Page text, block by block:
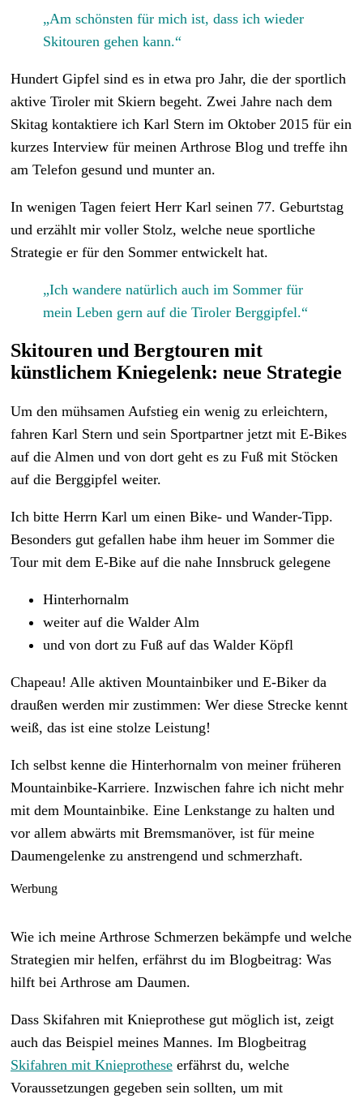
„Am schönsten für mich ist, dass ich wieder
Skitouren gehen kann.“
Hundert Gipfel sind es in etwa pro Jahr, die der sportlich
aktive Tiroler mit Skiern begeht. Zwei Jahre nach dem
Skitag kontaktiere ich Karl Stern im Oktober 2015 für ein
kurzes Interview für meinen Arthrose Blog und treffe ihn
am Telefon gesund und munter an.
In wenigen Tagen feiert Herr Karl seinen 77. Geburtstag
und erzählt mir voller Stolz, welche neue sportliche
Strategie er für den Sommer entwickelt hat.
„Ich wandere natürlich auch im Sommer für
mein Leben gern auf die Tiroler Berggipfel.“
Skitouren und Bergtouren mit
künstlichem Kniegelenk: neue Strategie
Um den mühsamen Aufstieg ein wenig zu erleichtern,
fahren Karl Stern und sein Sportpartner jetzt mit E-Bikes
auf die Almen und von dort geht es zu Fuß mit Stöcken
auf die Berggipfel weiter.
Ich bitte Herrn Karl um einen Bike- und Wander-Tipp.
Besonders gut gefallen habe ihm heuer im Sommer die
Tour mit dem E-Bike auf die nahe Innsbruck gelegene
Hinterhornalm
weiter auf die Walder Alm
und von dort zu Fuß auf das Walder Köpfl
Chapeau! Alle aktiven Mountainbiker und E-Biker da
draußen werden mir zustimmen: Wer diese Strecke kennt
weiß, das ist eine stolze Leistung!
Ich selbst kenne die Hinterhornalm von meiner früheren
Mountainbike-Karriere. Inzwischen fahre ich nicht mehr
mit dem Mountainbike. Eine Lenkstange zu halten und
vor allem abwärts mit Bremsmanöver, ist für meine
Daumengelenke zu anstrengend und schmerzhaft.
Werbung
Wie ich meine Arthrose Schmerzen bekämpfe und welche
Strategien mir helfen, erfährst du im Blogbeitrag: Was
hilft bei Arthrose am Daumen.
Dass Skifahren mit Knieprothese gut möglich ist, zeigt
auch das Beispiel meines Mannes. Im Blogbeitrag
Skifahren mit Knieprothese erfährst du, welche
Voraussetzungen gegeben sein sollten, um mit